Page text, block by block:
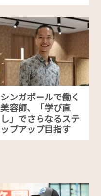
シンガポールで働く
美容師、「学び直
し」でさらなるステ
ップアップ目指す